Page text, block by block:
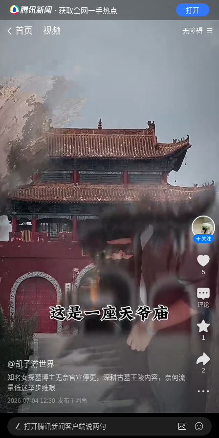
· 获取全网一手热点 打开
首页 视频 无障碍
@凯子游世界
知名女探墓博主无奈官宣停更，深耕古墓王陵内容，奈何流
量低迷举步维艰
2026-07-04 12:30 发布于河南
关注
5
评论
1
2
打开腾讯新闻客户端说两句